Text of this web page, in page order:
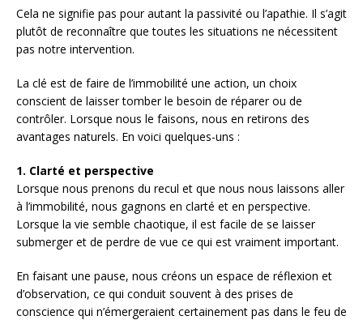
Cela ne signifie pas pour autant la passivité ou l’apathie. Il s’agit
plutôt de reconnaître que toutes les situations ne nécessitent
pas notre intervention.
La clé est de faire de l’immobilité une action, un choix
conscient de laisser tomber le besoin de réparer ou de
contrôler. Lorsque nous le faisons, nous en retirons des
avantages naturels. En voici quelques-uns :
1. Clarté et perspective
Lorsque nous prenons du recul et que nous nous laissons aller
à l’immobilité, nous gagnons en clarté et en perspective.
Lorsque la vie semble chaotique, il est facile de se laisser
submerger et de perdre de vue ce qui est vraiment important.
En faisant une pause, nous créons un espace de réflexion et
d’observation, ce qui conduit souvent à des prises de
conscience qui n’émergeraient certainement pas dans le feu de